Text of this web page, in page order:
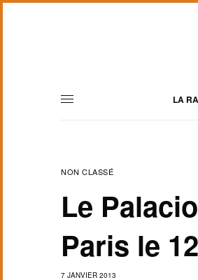
LA
NON CLASSÉ
Le
Paris le
7 JANVIER 2013